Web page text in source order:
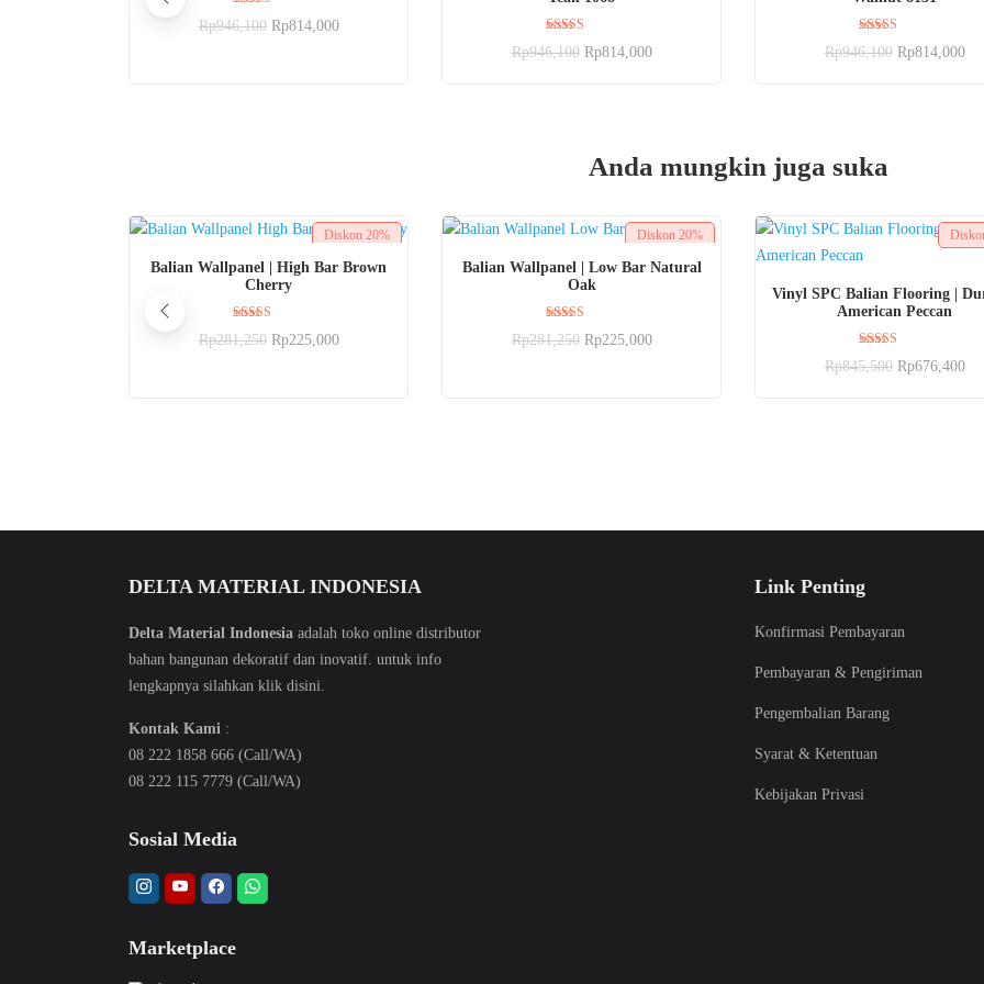
Dinilai
5.00
Rp946,100 Rp814,000
Dinilai
5.00
Rp946,100 Rp814,000
Dinilai
5.00
Rp946,100 Rp814,000
Anda mungkin juga suka
Diskon 20%
BELI SEKARANG
Balian Wallpanel | High Bar Brown
Cherry
Dinilai
5.00
Rp281,250 Rp225,000
Diskon 20%
BELI SEKARANG
Balian Wallpanel | Low Bar Natural
Oak
Dinilai
5.00
Rp281,250 Rp225,000
BELI SEKARANG
Vinyl SPC Balian Flooring |
American Peccan
Dinilai
5.00
Rp845,500 Rp676,400
DELTA MATERIAL INDONESIA
Delta Material Indonesia adalah toko online distributor
bahan bangunan dekoratif dan inovatif. untuk info
lengkapnya silahkan klik disini
Kontak Kami :
08 222 1858 666 (Call/WA)
08 222 115 7779 (Call/WA)
Sosial Media
Marketplace
Link Penting
Konfirmasi Pembayaran
Pembayaran & Pengiriman
Pengembalian Barang
Syarat & Ketentuan
Kebijakan Privasi